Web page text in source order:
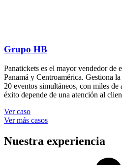
Grupo HB
Panatickets es el mayor vendedor de
Panamá y Centroamérica. Gestiona
20 eventos simultáneos, con miles de
éxito depende de una atención al
Ver caso
Ver más casos
Nuestra experiencia